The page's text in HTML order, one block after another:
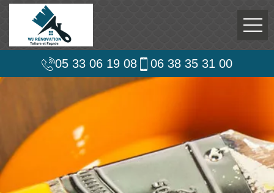
05 33 06 19 08 06 38 35 31 00